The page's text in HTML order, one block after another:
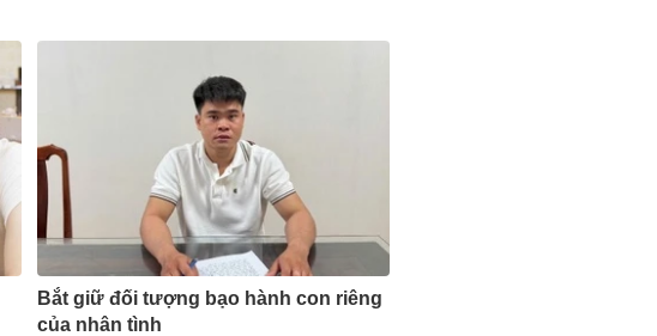
Bắt giữ đối tượng bạo hành con riêng
của nhân tình